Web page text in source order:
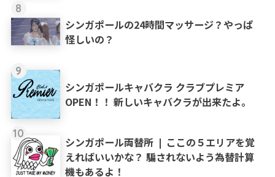
8
シンガポールの24時間マッサージ？やっぱ
怪しいの？
9
シンガポールキャバクラ クラブプレミア
OPEN！！ 新しいキャバクラが出来たよ。
10
シンガポール両替所 ❘ ここの５エリアを覚
えればいいかな？ 騙されないよう為替計算
機もあるよ！